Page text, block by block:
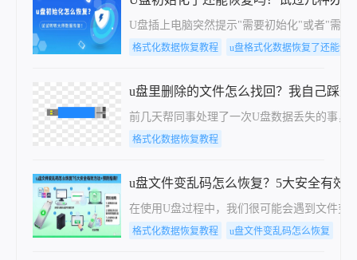
U盘插上电脑突然提示"需要初始化"或者"需
格式化数据恢复教程 u盘格式化数据恢复了还能恢
u盘里删除的文件怎么找回？我自己踩
前几天帮同事处理了一次U盘数据丢失的事，
格式化数据恢复教程
u盘文件变乱码怎么恢复？5大安全有效
在使用U盘过程中，我们很可能会遇到文件变
格式化数据恢复教程 u盘文件变乱码怎么恢复